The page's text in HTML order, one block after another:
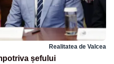
Realitatea de Valcea
șefului